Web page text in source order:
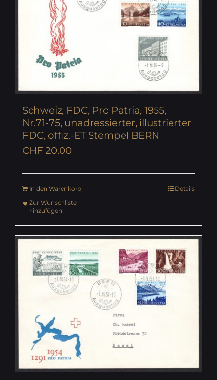
Schweiz, FDC, Pro Patria, 1955,
Nr.71-75, unadressierter, illustrierter
FDC, offiz.-ET Stempel BERN
CHF 20.00
In den Warenkorb
Details
Zur Wunschliste
hinzufügen